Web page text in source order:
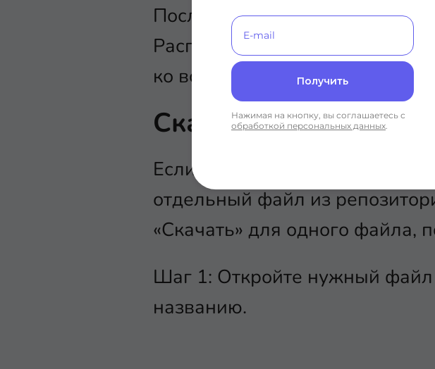
Получить
Нажимая на кнопку, вы соглашаетесь с
обработкой персональных данных.
После этого весь архив с
Распакуйте его с помощью
ко всем файлам.
Скачать отдельные
Если вам не нужен целый
отдельный файл из
«Скачать» для одного файла,
Шаг 1: Откройте нужный файл
названию.